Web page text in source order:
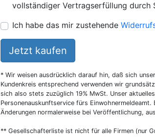
vollständiger Vertragserfüllung durch
Ich habe das mir zustehende
Jetzt kaufen
* Wir weisen ausdrücklich darauf hin, daß sich
Kundenkreis entsprechend verwenden wir
sich also stets zuzüglich 19% MwSt. Unser
Personenauskunftservice fürs
Änderungen normalerweise bei Veröffentlichung,
** Gesellschafterliste ist nicht für alle Firmen (nur